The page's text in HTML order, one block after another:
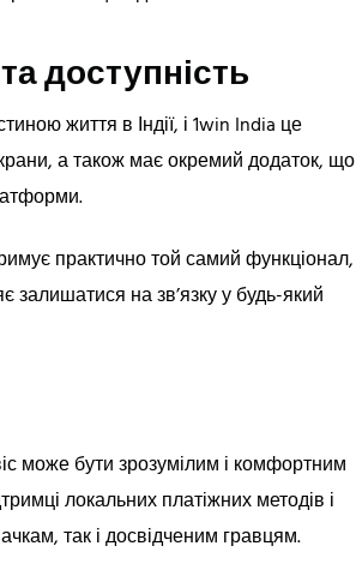
доступність
життя в Індії, і 1win India це
а також має окремий додаток, що
практично той самий функціонал,
залишатися на зв’язку у будь-який
може бути зрозумілим і комфортним
локальних платіжних методів і
так і досвідченим гравцям.